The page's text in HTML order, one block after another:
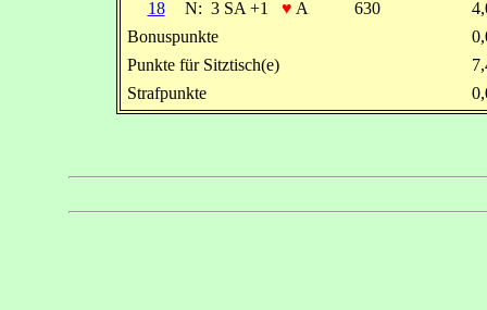
18
N: 3 SA +1 ♥ A 630
Bonuspunkte
Punkte für Sitztisch(e)
Strafpunkte